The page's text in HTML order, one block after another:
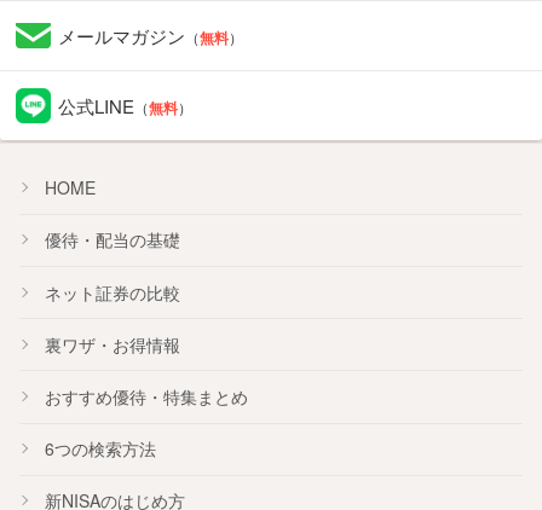
メールマガジン （無料）
公式LINE （無料）
HOME
優待・配当の基礎
ネット証券の比較
裏ワザ・お得情報
おすすめ優待・ 特集まとめ
6つの検索方法
新NISAのはじめ方